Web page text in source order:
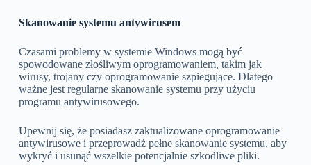
Skanowanie systemu antywirusem
Czasami problemy w systemie Windows mogą być
spowodowane złośliwym oprogramowaniem, takim jak
wirusy, trojany czy oprogramowanie szpiegujące. Dlatego
ważne jest regularne skanowanie systemu przy użyciu
programu antywirusowego.
Upewnij się, że posiadasz zaktualizowane oprogramowanie
antywirusowe i przeprowadź pełne skanowanie systemu, aby
wykryć i usunąć wszelkie potencjalnie szkodliwe pliki.